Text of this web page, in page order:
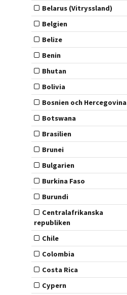
Belarus (Vitryssland)
Belgien
Belize
Benin
Bhutan
Bolivia
Bosnien och Hercegovina
Botswana
Brasilien
Brunei
Bulgarien
Burkina Faso
Burundi
Centralafrikanska
republiken
Chile
Colombia
Costa Rica
Cypern